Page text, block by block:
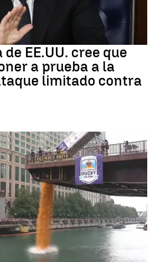
EE.UU. cree que
a prueba a la
limitado contra